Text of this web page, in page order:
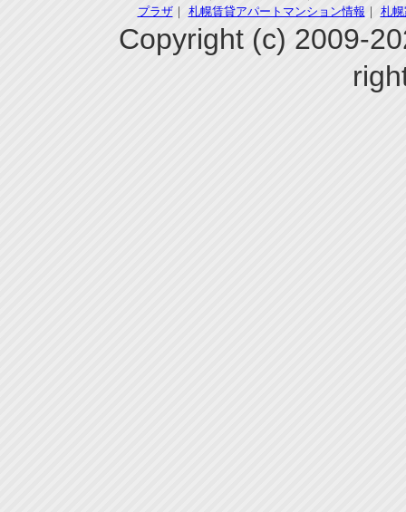
プラザ｜ 札幌賃貸アパートマンション情報 ｜ 札
Copyright (c) 2009-